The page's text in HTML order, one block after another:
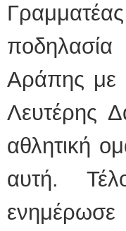
Αράπης με
Λευτέρης
αθλητική
αυτή.
ενημέρωσε